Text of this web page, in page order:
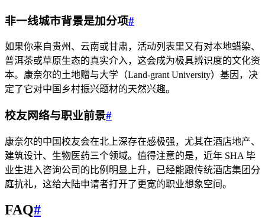
非一线城市背景是加分项#
如果你来自贵州、云南或甘肃，活动列表里又有对本地蜡染、
普洱茶或草原生态的真实介入，这会成为极具辨识度的文化资
本。康奈尔的土地赠与大学（Land-grant University）基因，决
定了它对中国乡村振兴题材的天然兴趣。
校友网络与职业前景#
康奈尔的中国校友会在北上深存在感极强，尤其在酒店地产、
建筑设计、生物医药三个领域。值得注意的是，近年 SHA 毕
业生进入咨询公司的比例明显上升，已经能跟传统酒店集团分
庭抗礼，这给大陆申请者打开了更宽的职业想象空间。
FAQ#